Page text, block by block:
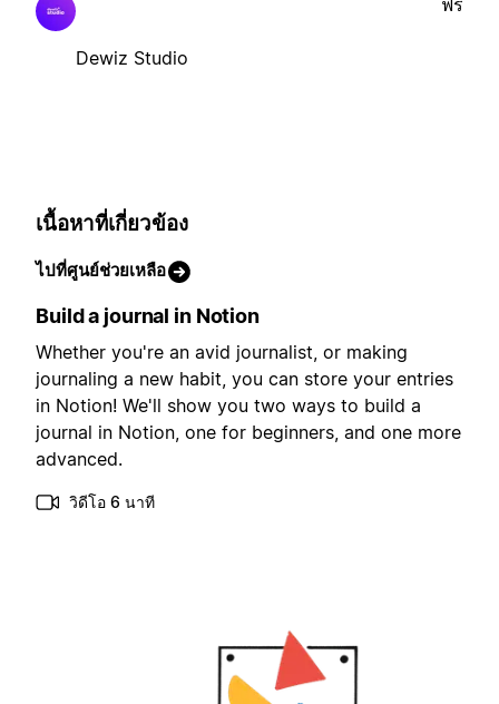
Dewiz Studio
เนื้อหาที่เกี่ยวข้อง
ไปที่ศูนย์ช่วยเหลือ
Build a journal in Notion
Whether you're an avid journalist, or making
journaling a new habit, you can store your entries
in Notion! We'll show you two ways to build a
journal in Notion, one for beginners, and one more
advanced.
วิดีโอ 6 นาที